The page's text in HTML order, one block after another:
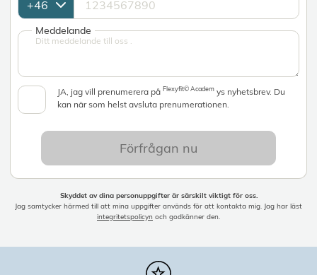
Meddelande
JA, jag vill prenumerera påFlexyfit© Academ ys nyhetsbrev. Du
kan när som helst avsluta prenumerationen.
Förfrågan nu
Skyddet av dina personuppgifter är särskilt viktigt för oss.
Jag samtycker härmed till att mina uppgifter används för att kontakta mig. Jag har läst
integritetspolicyn och godkänner den.